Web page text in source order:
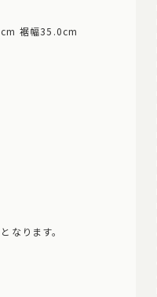
裾幅35.0cm
なります。